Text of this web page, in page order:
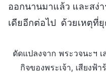
ออกนานมาแล้ว และสง่
เดียอีกต่อไป ด้วยเหตุที่
ดัดแปลงจาก พระวจนะฯ
กิจของพระเจ้า, เสียงฟ้